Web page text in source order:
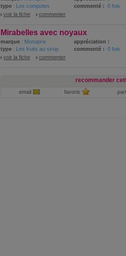
type : Les compotes commenté : 0 fois
voir la fiche
commenter
Mirabelles avec noyaux
marque : Monoprix
appréciation :
type : Les fruits au sirop commenté : 0 fois
voir la fiche
commenter
recommander
email favoris